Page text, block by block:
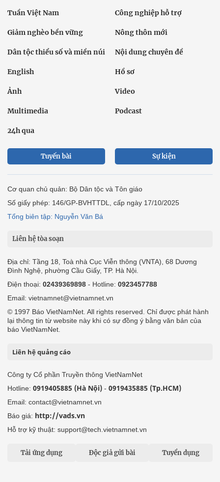
Tuần Việt Nam Công nghiệp hỗ trợ
Giảm nghèo bền vững Nông thôn mới
Dân tộc thiểu số và miền núi Nội dung chuyên đề
English Hồ sơ
Ảnh Video
Multimedia Podcast
24h qua
Tuyến bài Sự kiện
Cơ quan chủ quản: Bộ Dân tộc và Tôn giáo
Số giấy phép: 146/GP-BVHTTDL, cấp ngày 17/10/2025
Tổng biên tập: Nguyễn Văn Bá
Liên hệ tòa soạn
Địa chỉ: Tầng 18, Toà nhà Cục Viễn thông (VNTA), 68 Dương
Đình Nghệ, phường Cầu Giấy, TP. Hà Nội.
Điện thoại: 02439369898 - Hotline: 0923457788
Email: vietnamnet@vietnamnet.vn
© 1997 Báo VietNamNet. All rights reserved. Chỉ được phát hành
lại thông tin từ website này khi có sự đồng ý bằng văn bản của
báo VietNamNet.
Liên hệ quảng cáo
Công ty Cổ phần Truyền thông VietNamNet
Hotline: 0919405885 (Hà Nội) - 0919435885 (Tp.HCM)
Email: contact@vietnamnet.vn
Báo giá: http://vads.vn
Hỗ trợ kỹ thuật: support@tech.vietnamnet.vn
Tải ứng dụng Độc giả gửi bài Tuyển dụng